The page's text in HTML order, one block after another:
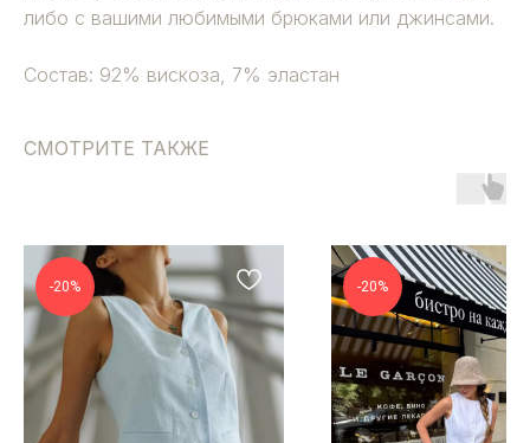
либо с вашими любимыми брюками или джинсами.
Состав: 92% вискоза, 7% эластан
СМОТРИТЕ ТАКЖЕ
-20% -20%